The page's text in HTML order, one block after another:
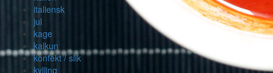
italiensk
jul
kage
kalkun
konfekt / slik
kylling